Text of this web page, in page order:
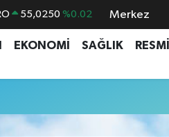
55,0250 %0.02 Merkez
EKONOMİ SAĞLIK